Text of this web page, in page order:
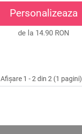
Personalizeaza
de la 14.90 RON
Afișare 1 - 2 din 2 (1 pagini)